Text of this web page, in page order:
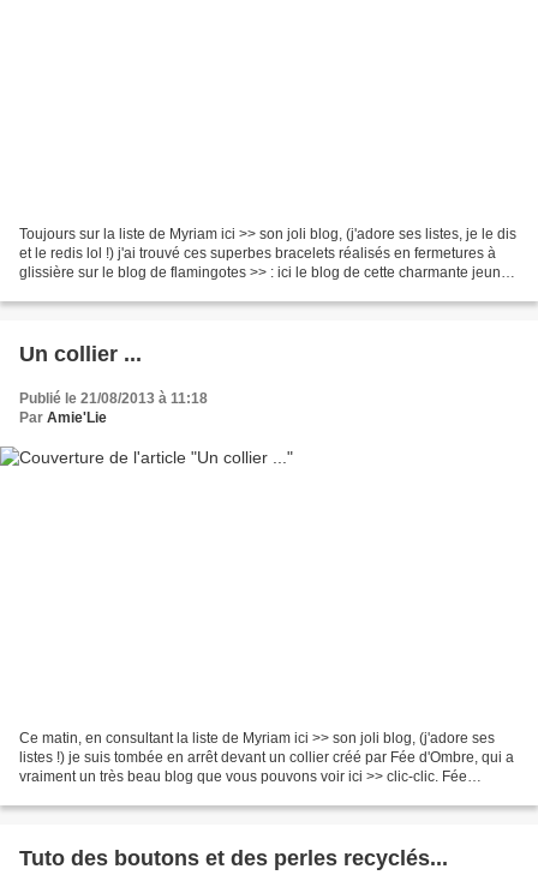
Toujours sur la liste de Myriam ici >> son joli blog, (j'adore ses listes, je le dis
et le redis lol !) j'ai trouvé ces superbes bracelets réalisés en fermetures à
glissière sur le blog de flamingotes >> : ici le blog de cette charmante jeune
Un collier ...
Publié le 21/08/2013 à 11:18
Par Amie'Lie
Ce matin, en consultant la liste de Myriam ici >> son joli blog, (j'adore ses
listes !) je suis tombée en arrêt devant un collier créé par Fée d'Ombre, qui a
vraiment un très beau blog que vous pouvons voir ici >> clic-clic. Fée
Tuto des boutons et des perles recyclés...